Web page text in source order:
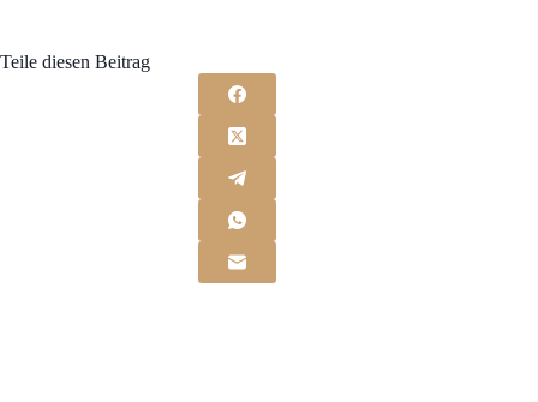
Teile diesen Beitrag